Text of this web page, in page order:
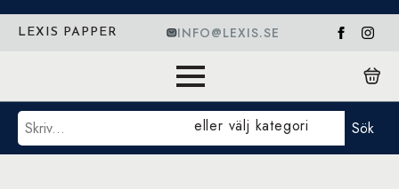
LEXIS PAPPER INFO@LEXIS.SE
Sök eller välj kategori Sök